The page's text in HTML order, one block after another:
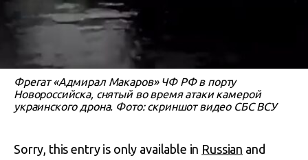
Фрегат «Адмирал Макаров» ЧФ РФ в порту
Новороссийска, снятый во время атаки камерой
украинского дрона. Фото: скриншот видео СБС ВСУ
Sorry, this entry is only available in Russian and